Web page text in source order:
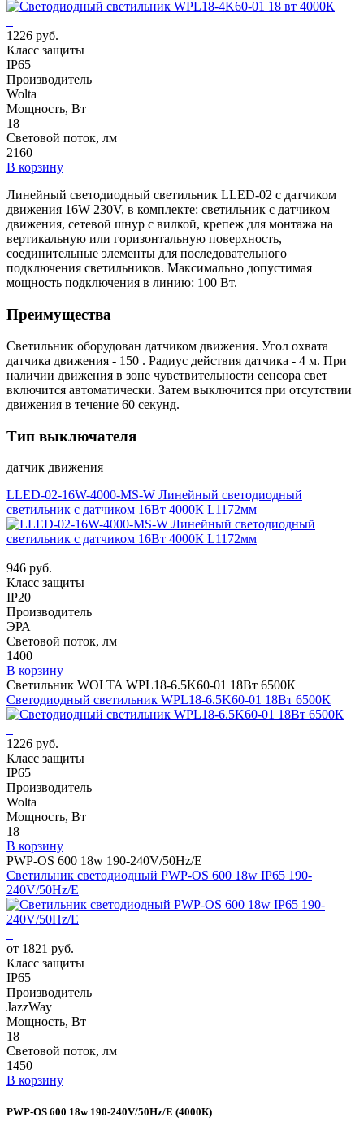
1226 руб.
Класс защиты
IP65
Производитель
Wolta
Мощность, Вт
18
Световой поток, лм
2160
В корзину
Линейный светодиодный светильник LLED-02 с датчиком
движения 16W 230V, в комплекте: светильник с датчиком
движения, сетевой шнур с вилкой, крепеж для монтажа на
вертикальную или горизонтальную поверхность,
соединительные элементы для последовательного
подключения светильников. Максимально допустимая
мощность подключения в линию: 100 Вт.
Преимущества
Светильник оборудован датчиком движения. Угол охвата
датчика движения - 150 . Радиус действия датчика - 4 м. При
наличии движения в зоне чувствительности сенсора свет
включится автоматически. Затем выключится при отсутствии
движения в течение 60 секунд.
Тип выключателя
датчик движения
LLED-02-16W-4000-MS-W Линейный светодиодный
светильник с датчиком 16Вт 4000К L1172мм
946 руб.
Класс защиты
IP20
Производитель
ЭРА
Световой поток, лм
1400
В корзину
Светильник WOLTA WPL18-6.5K60-01 18Вт 6500К
Светодиодный светильник WPL18-6.5K60-01 18Вт 6500К
1226 руб.
Класс защиты
IP65
Производитель
Wolta
Мощность, Вт
18
В корзину
PWP-OS 600 18w 190-240V/50Hz/E
Светильник светодиодный PWP-OS 600 18w IP65 190-
240V/50Hz/E
от 1821 руб.
Класс защиты
IP65
Производитель
JazzWay
Мощность, Вт
18
Световой поток, лм
1450
В корзину
PWP-OS 600 18w 190-240V/50Hz/E (4000К)